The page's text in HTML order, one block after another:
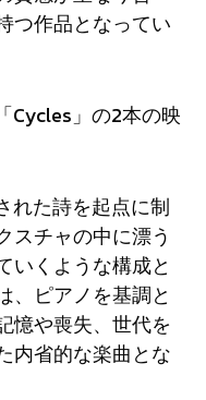
つ作品となってい
Cycles」の2本の映
れた詩を起点に制
スチャの中に漂う
いくような構成と
、ピアノを基調と
憶や喪失、世代を
内省的な楽曲とな